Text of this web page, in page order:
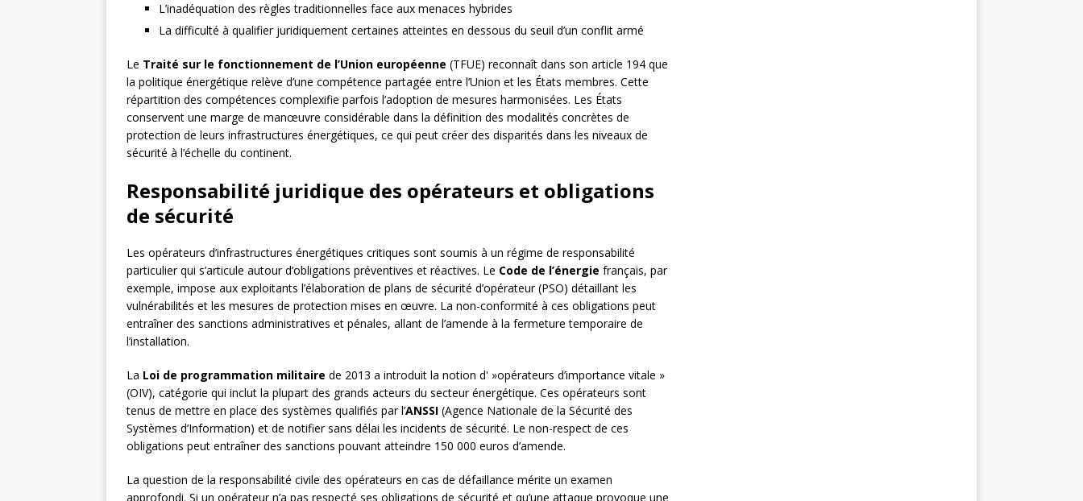
L’inadéquation des règles traditionnelles face aux menaces hybrides
La difficulté à qualifier juridiquement certaines atteintes en dessous du seuil d’un conflit armé
Le Traité sur le fonctionnement de l’Union européenne (TFUE) reconnaît dans son article 194 que
la politique énergétique relève d’une compétence partagée entre l’Union et les États membres. Cette
répartition des compétences complexifie parfois l’adoption de mesures harmonisées. Les États
conservent une marge de manœuvre considérable dans la définition des modalités concrètes de
protection de leurs infrastructures énergétiques, ce qui peut créer des disparités dans les niveaux de
sécurité à l’échelle du continent.
Responsabilité juridique des opérateurs et obligations
de sécurité
Les opérateurs d’infrastructures énergétiques critiques sont soumis à un régime de responsabilité
particulier qui s’articule autour d’obligations préventives et réactives. Le Code de l’énergie français, par
exemple, impose aux exploitants l’élaboration de plans de sécurité d’opérateur (PSO) détaillant les
vulnérabilités et les mesures de protection mises en œuvre. La non-conformité à ces obligations peut
entraîner des sanctions administratives et pénales, allant de l’amende à la fermeture temporaire de
l’installation.
La Loi de programmation militaire de 2013 a introduit la notion d' »opérateurs d’importance vitale »
(OIV), catégorie qui inclut la plupart des grands acteurs du secteur énergétique. Ces opérateurs sont
tenus de mettre en place des systèmes qualifiés par l’ANSSI (Agence Nationale de la Sécurité des
Systèmes d’Information) et de notifier sans délai les incidents de sécurité. Le non-respect de ces
obligations peut entraîner des sanctions pouvant atteindre 150 000 euros d’amende.
La question de la responsabilité civile des opérateurs en cas de défaillance mérite un examen
approfondi. Si un opérateur n’a pas respecté ses obligations de sécurité et qu’une attaque provoque une